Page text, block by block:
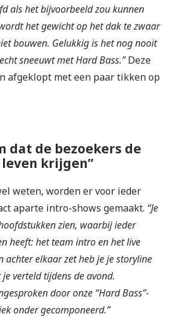
als het bijvoorbeeld zou kunnen
het gewicht op het dak te zwaar
bouwen. Gelukkig is het nog nooit
sneeuwt met Hard Bass.”Deze
afgeklopt met een paar tikken op
dat de bezoekers de
krijgen”
weten, worden er voor ieder
aparte intro-shows gemaakt. “Je
zien, waarbij ieder
heeft: het team intro en het live
achter elkaar zet heb je je storyline
verteld tijdens de avond.
door onze “Hard Bass”-
onder gecomponeerd.”